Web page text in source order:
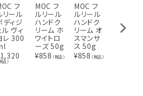
フ
リール
ディジ
ル ヴィ
レ 300
1,320
込）
MOC フ
ルリール
ハンドク
リーム ホ
ワイトロ
ーズ 50g
¥858 （税込）
MOC フ
ルリール
ハンドク
リーム オ
スマンサ
ス 50g
¥858 （税込）
ボディジ
ェル チェ